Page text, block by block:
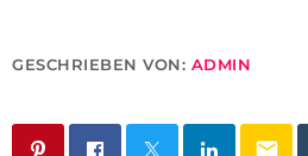
GESCHRIEBEN VON: ADMIN
email